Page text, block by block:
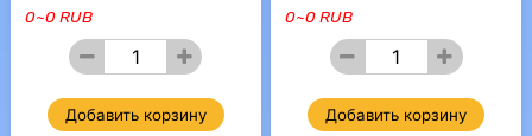
0~0 RUB 0~0 RUB